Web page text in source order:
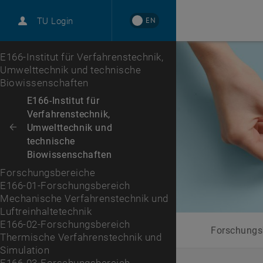
TU Login EN
Zur 1. Menü Ebene
E166-Institut für Verfahrenstechnik,
Umwelttechnik und technische
Biowissenschaften
Zurück: Subseiten von E166-Institut für Verfahrenstechnik,
Zurück zur letzten Ebene:
E166-Institut für
Verfahrenstechnik,
Umwelttechnik und
technische
Biowissenschaften
Forschungsbereiche
E166-01-Forschungsbereich Mechanische
E166-01-Forschungsbereich
Mechanische Verfahrenstechnik und
Luftreinhaltetechnik
E166-02-Forschungsbereich Thermische
E166-02-Forschungsbereich
Thermische Verfahrenstechnik und
Simulation
E166-03-Forschungsbereich Chemische
E166-04-Forschungsbereich Bioverfahrenstechnik
E166-05-Forschungsbereich Biochemische Technologie
E166-06-Forschungsbereich Systemverfahrenstechnik
E166-07-Forschungsbereich Brennstoff- und